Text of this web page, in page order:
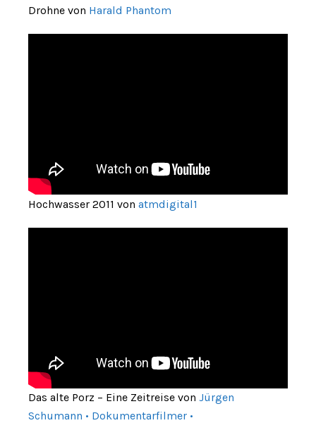
Drohne von Harald Phantom
Hochwasser 2011 von atmdigital1
Das alte Porz – Eine Zeitreise von Jürgen
Schumann • Dokumentarfilmer •